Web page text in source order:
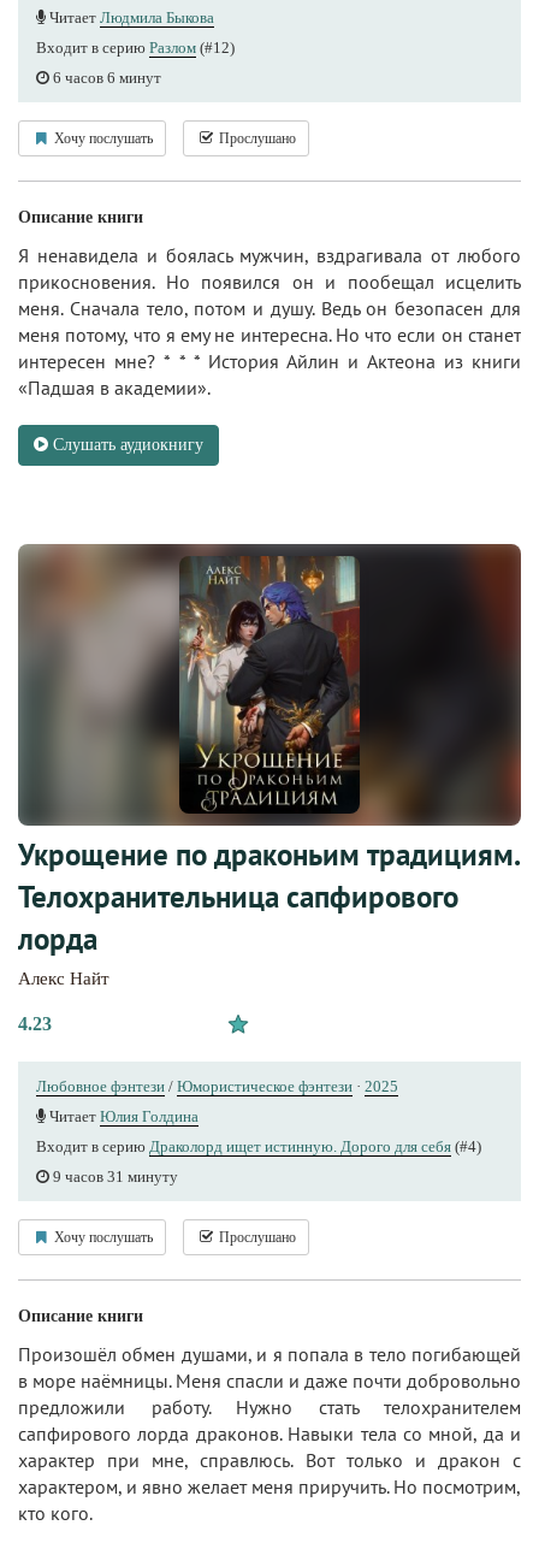
Читает Людмила Быкова
Входит в серию Разлом (#12)
6 часов 6 минут
Хочу послушать Прослушано
Описание книги
Я ненавидела и боялась мужчин, вздрагивала от любого
прикосновения. Но появился он и пообещал исцелить
меня. Сначала тело, потом и душу. Ведь он безопасен для
меня потому, что я ему не интересна. Но что если он станет
интересен мне? * * * История Айлин и Актеона из книги
«Падшая в академии».
Слушать аудиокнигу
Укрощение по драконьим традициям.
Телохранительница сапфирового
лорда
Алекс Найт
4.23
Любовное фэнтези / Юмористическое фэнтези · 2025
Читает Юлия Голдина
Входит в серию Драколорд ищет истинную. Дорого для себя (#4)
9 часов 31 минуту
Хочу послушать Прослушано
Описание книги
Произошёл обмен душами, и я попала в тело погибающей
в море наёмницы. Меня спасли и даже почти добровольно
предложили работу. Нужно стать телохранителем
сапфирового лорда драконов. Навыки тела со мной, да и
характер при мне, справлюсь. Вот только и дракон с
характером, и явно желает меня приручить. Но посмотрим,
кто кого.